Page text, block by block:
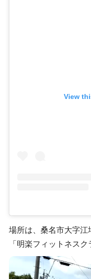
View
場所は、桑名市大字
「明楽フィットネス